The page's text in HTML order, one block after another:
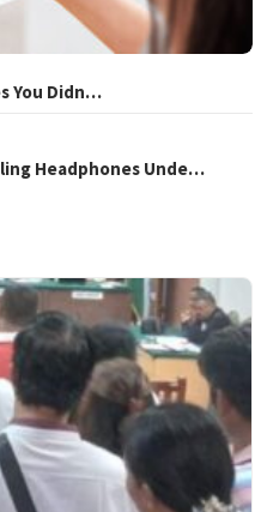
You Didn…
Headphones Unde…